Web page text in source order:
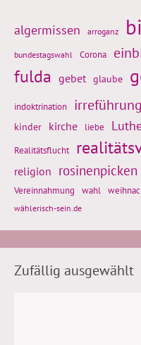
algermissen arroganz
bundestagswahl Corona
fulda gebet glaube
indoktrination irreführung
kinder kirche liebe
Realitätsflucht
religion rosinenpicken
Vereinnahmung wahl
wählerisch-sein.de
Zufällig ausgewählt